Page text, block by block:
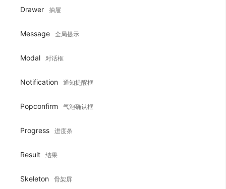
Drawer 抽屉
Message 全局提示
Modal 对话框
Notification 通知提醒框
Popconfirm 气泡确认框
Progress 进度条
Result 结果
Skeleton 骨架屏